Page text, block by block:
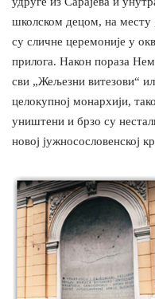
школском децом, на месту
су сличне церемоније у
прилога. Након пораза
сви „Жељезни витезови“
целокупној монархији,
уништени и брзо су
новој јужносословенској